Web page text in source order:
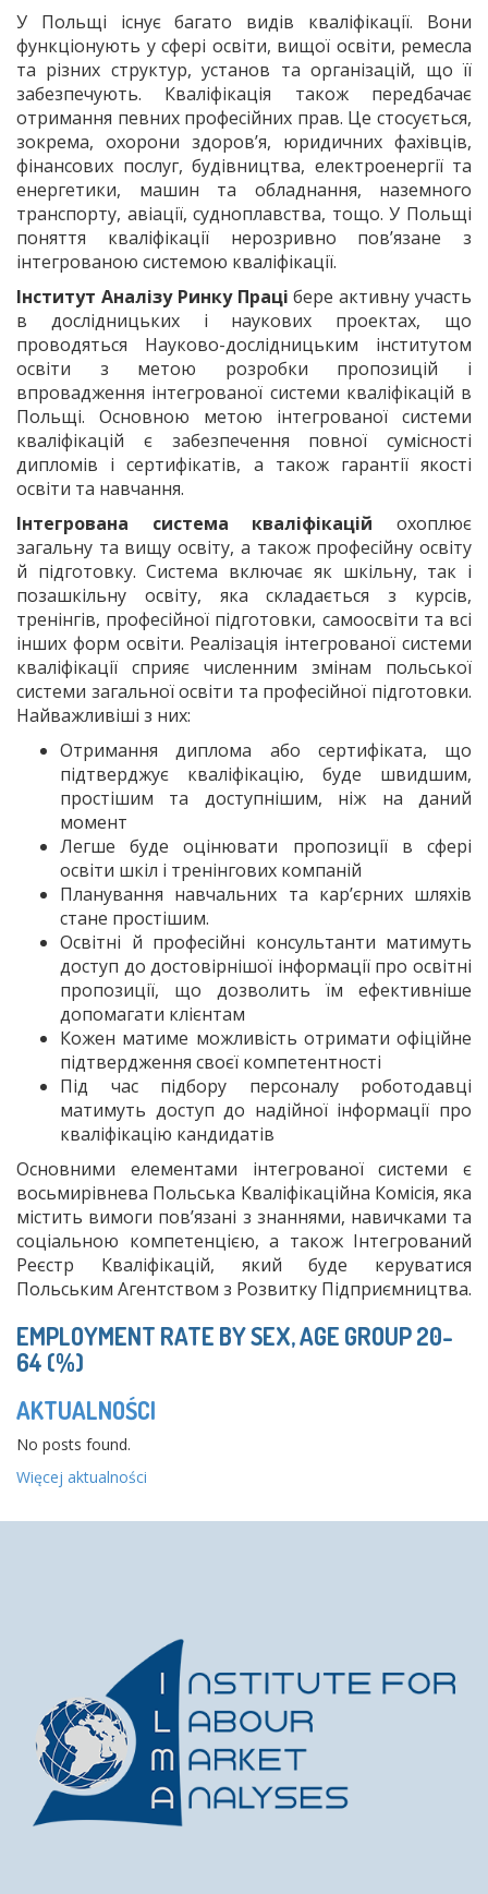
У Польщі існує багато видів кваліфікації. Вони
функціонують у сфері освіти, вищої освіти, ремесла
та різних структур, установ та організацій, що її
забезпечують. Кваліфікація також передбачає
отримання певних професійних прав. Це стосується,
зокрема, охорони здоров’я, юридичних фахівців,
фінансових послуг, будівництва, електроенергії та
енергетики, машин та обладнання, наземного
транспорту, авіації, судноплавства, тощо. У Польщі
поняття кваліфікації нерозривно пов’язане з
інтегрованою системою кваліфікації.
Інститут Аналізу Ринку Праці бере активну участь
в дослідницьких і наукових проектах, що
проводяться Науково-дослідницьким інститутом
освіти з метою розробки пропозицій і
впровадження інтегрованої системи кваліфікацій в
Польщі. Основною метою інтегрованої системи
кваліфікацій є забезпечення повної сумісності
дипломів і сертифікатів, а також гарантії якості
освіти та навчання.
Інтегрована система кваліфікацій охоплює
загальну та вищу освіту, а також професійну освіту
й підготовку. Система включає як шкільну, так і
позашкільну освіту, яка складається з курсів,
тренінгів, професійної підготовки, самоосвіти та всі
інших форм освіти. Реалізація інтегрованої системи
кваліфікації сприяє численним змінам польської
системи загальної освіти та професійної підготовки.
Найважливіші з них:
Отримання диплома або сертифіката, що
підтверджує кваліфікацію, буде швидшим,
простішим та доступнішим, ніж на даний
момент
Легше буде оцінювати пропозиції в сфері
освіти шкіл і тренінгових компаній
Планування навчальних та кар’єрних шляхів
стане простішим.
Освітні й професійні консультанти матимуть
доступ до достовірнішої інформації про освітні
пропозиції, що дозволить їм ефективніше
допомагати клієнтам
Кожен матиме можливість отримати офіційне
підтвердження своєї компетентності
Під час підбору персоналу роботодавці
матимуть доступ до надійної інформації про
кваліфікацію кандидатів
Основними елементами інтегрованої системи є
восьмирівнева Польська Кваліфікаційна Комісія, яка
містить вимоги пов’язані з знаннями, навичками та
соціальною компетенцією, а також Інтегрований
Реєстр Кваліфікацій, який буде керуватися
Польським Агентством з Розвитку Підприємництва.
EMPLOYMENT RATE BY SEX, AGE GROUP 20-
64 (%)
AKTUALNOŚCI
No posts found.
Więcej aktualności